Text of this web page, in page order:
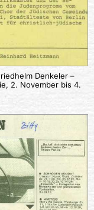
Denkeler –
2. November bis 4.